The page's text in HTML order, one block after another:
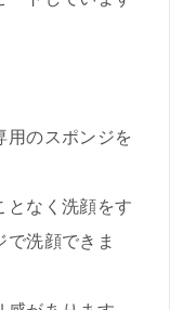
用のスポンジを
となく洗顔をす
で洗顔できま